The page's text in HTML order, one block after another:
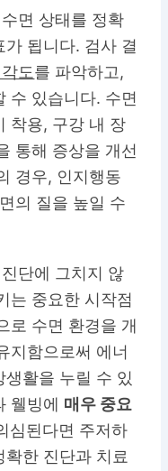
면 상태를 정확
됩니다. 검사 결
도를 파악하고,
수 있습니다. 수면
착용, 구강 내 장
통해 증상을 개선
경우, 인지행동
의 질을 높일 수
단에 그치지 않
는 중요한 시작점
로 수면 환경을 개
지함으로써 에너
활을 누릴 수 있
웰빙에 매우 중요
심된다면 주저하
한 진단과 치료